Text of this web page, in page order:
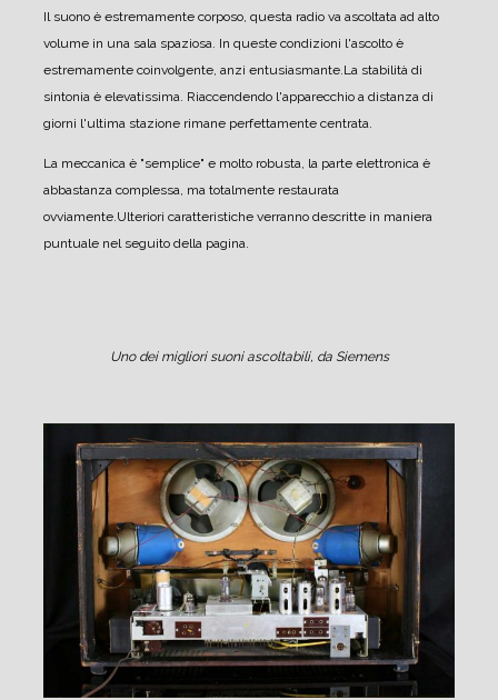
Il suono è estremamente corposo, questa radio va ascoltata ad alto
volume in una sala spaziosa. In queste condizioni l'ascolto è
estremamente coinvolgente, anzi entusiasmante.La stabilità di
sintonia è elevatissima. Riaccendendo l'apparecchio a distanza di
giorni l'ultima stazione rimane perfettamente centrata.
La meccanica è "semplice" e molto robusta, la parte elettronica è
abbastanza complessa, ma totalmente restaurata
ovviamente.Ulteriori caratteristiche verranno descritte in maniera
puntuale nel seguito della pagina.
Uno dei migliori suoni ascoltabili, da Siemens